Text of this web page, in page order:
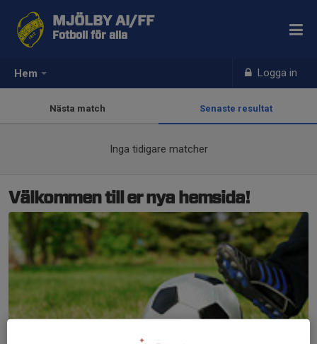
Hem Logga in
MJÖLBY AI/FF
Fotboll för alla
Nästa match Senaste resultat
Inga tidigare matcher
Välkommen till er nya hemsida!